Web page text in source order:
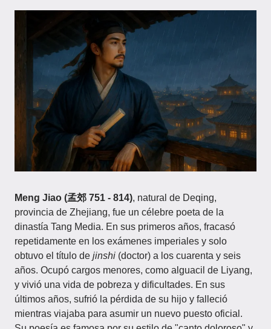
Meng Jiao (孟郊 751 - 814), natural de Deqing,
provincia de Zhejiang, fue un célebre poeta de la
dinastía Tang Media. En sus primeros años, fracasó
repetidamente en los exámenes imperiales y solo
obtuvo el título de jinshi (doctor) a los cuarenta y seis
años. Ocupó cargos menores, como alguacil de Liyang,
y vivió una vida de pobreza y dificultades. En sus
últimos años, sufrió la pérdida de su hijo y falleció
mientras viajaba para asumir un nuevo puesto oficial.